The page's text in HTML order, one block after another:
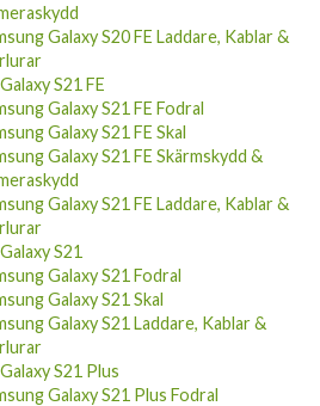
Galaxy S20 FE Laddare, Kablar &
S21 FE
Galaxy S21 FE Fodral
Galaxy S21 FE Skal
Galaxy S21 FE Skärmskydd &
Galaxy S21 FE Laddare, Kablar &
S21
Galaxy S21 Fodral
Galaxy S21 Skal
Galaxy S21 Laddare, Kablar &
S21 Plus
Galaxy S21 Plus Fodral